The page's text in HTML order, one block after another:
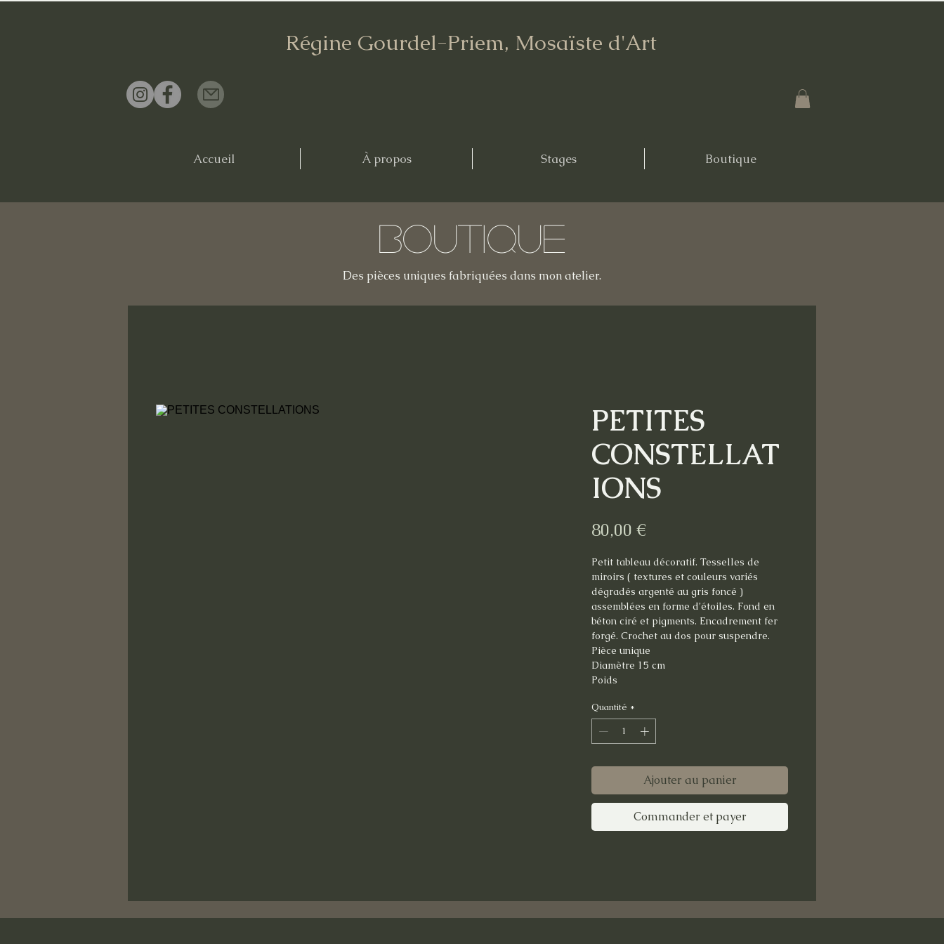
Régine Gourdel-Priem, Mosaïste d'Art
Accueil À propos Stages Boutique
Boutique
Des pièces uniques fabriquées dans mon atelier.
PETITES
CONSTELLAT
IONS
80,00 €Prix
Petit tableau décoratif. Tesselles de
miroirs ( textures et couleurs variés
dégradés argenté au gris foncé )
assemblées en forme d’étoiles. Fond en
béton ciré et pigments. Encadrement fer
forgé. Crochet au dos pour suspendre.
Pièce unique
Diamètre 15 cm
Poids
Quantité *
Ajouter au panier
Commander et payer